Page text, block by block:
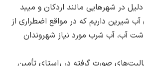
در شهرهایی مانند اردکان و میبد
شیرین داریم که در مواقع اضطراری از
آب، آب شرب مورد نیاز شهروندان
صورت گرفته در راستای تأمین